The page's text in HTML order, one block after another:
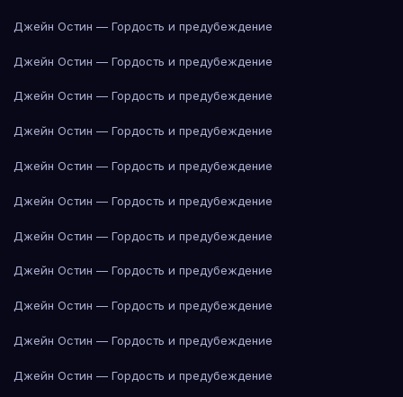
Джейн Остин — Гордость и предубеждение
Джейн Остин — Гордость и предубеждение
Джейн Остин — Гордость и предубеждение
Джейн Остин — Гордость и предубеждение
Джейн Остин — Гордость и предубеждение
Джейн Остин — Гордость и предубеждение
Джейн Остин — Гордость и предубеждение
Джейн Остин — Гордость и предубеждение
Джейн Остин — Гордость и предубеждение
Джейн Остин — Гордость и предубеждение
Джейн Остин — Гордость и предубеждение